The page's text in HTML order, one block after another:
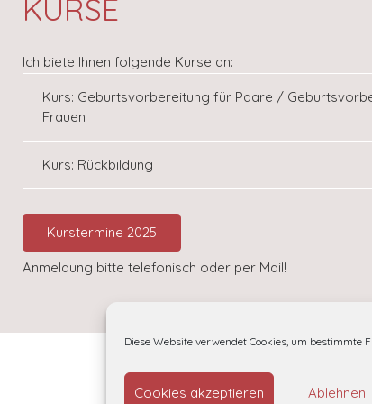
Diese Website verwendet Cookies, um bestimmte
Cookies akzeptieren Ablehnen
KURSE
Ich biete Ihnen folgende Kurse an:
Kurs: Geburtsvorbereitung für Paare /
Frauen
Kurs: Rückbildung
Kurstermine 2025
Anmeldung bitte telefonisch oder per Mail!